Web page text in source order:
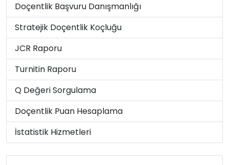
Doçentlik Başvuru Danışmanlığı
Stratejik Doçentlik Koçluğu
JCR Raporu
Turnitin Raporu
Q Değeri Sorgulama
Doçentlik Puan Hesaplama
İstatistik Hizmetleri